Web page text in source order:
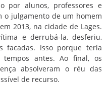
por alunos, professores e
o julgamento de um homem
2013, na cidade de Lages.
e derrubá-la, desferiu,
facadas. Isso porque teria
antes. Ao final, os
absolveram o réu das
de recurso.